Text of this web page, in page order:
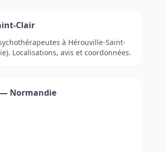
Clair
à Hérouville-Saint-
Localisations, avis et coordonnées.
Normandie